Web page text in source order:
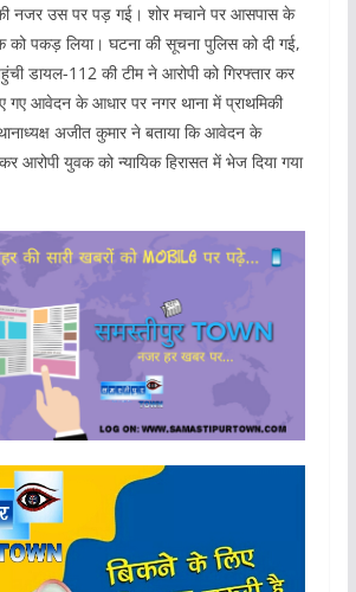
की नजर उस पर पड़ गई। शोर मचाने पर आसपास के
पकड़ लिया। घटना की सूचना पुलिस को दी गई,
डायल-112 की टीम ने आरोपी को गिरफ्तार कर
गए आवेदन के आधार पर नगर थाना में प्राथमिकी
अजीत कुमार ने बताया कि आवेदन के
आरोपी युवक को न्यायिक हिरासत में भेज दिया गया